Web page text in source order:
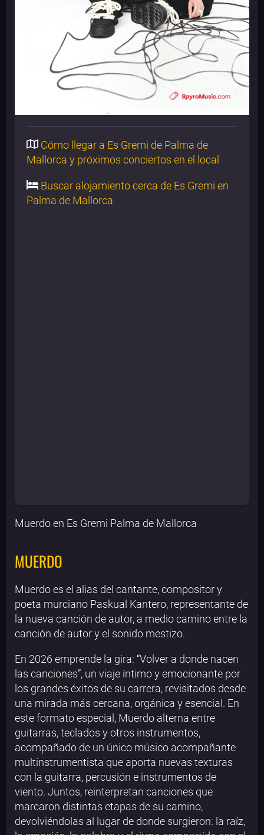
Cómo llegar a Es Gremi de Palma de
Mallorca y próximos conciertos en el local
Buscar alojamiento cerca de Es Gremi en
Palma de Mallorca
Muerdo en Es Gremi Palma de Mallorca
MUERDO
Muerdo es el alias del cantante, compositor y
poeta murciano Paskual Kantero, representante de
la nueva canción de autor, a medio camino entre la
canción de autor y el sonido mestizo.
En 2026 emprende la gira: “Volver a donde nacen
las canciones”, un viaje íntimo y emocionante por
los grandes éxitos de su carrera, revisitados desde
una mirada más cercana, orgánica y esencial. En
este formato especial, Muerdo alterna entre
guitarras, teclados y otros instrumentos,
acompañado de un único músico acompañante
multinstrumentista que aporta nuevas texturas
con la guitarra, percusión e instrumentos de
viento. Juntos, reinterpretan canciones que
marcaron distintas etapas de su camino,
devolviéndolas al lugar de donde surgieron: la raíz,